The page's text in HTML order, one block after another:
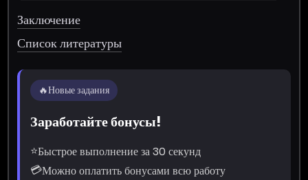
Заключение
Список литературы
🔥Новые задания
Заработайте бонусы!
⭐Быстрое выполнение за 30 секунд
💳Можно оплатить бонусами всю работу